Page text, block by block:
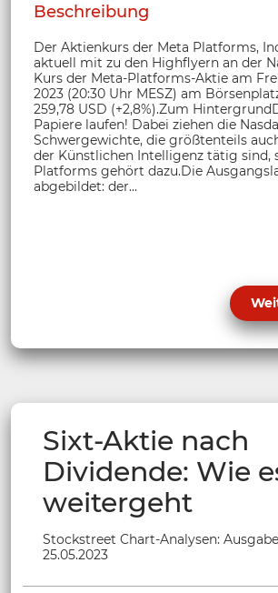
Beschreibung
Der Aktienkurs der Meta Platforms,
aktuell mit zu den Highflyern an der
Kurs der Meta-Platforms-Aktie am
2023 (20:30 Uhr MESZ) am
259,78 USD (+2,8%).Zum
Papiere laufen! Dabei ziehen die
Schwergewichte, die größtenteils
der Künstlichen Intelligenz tätig sind,
Platforms gehört dazu.Die
abgebildet: der...
Sixt-Aktie nach
Dividende: Wie
weitergeht
Stockstreet Chart-Analysen:
25.05.2023